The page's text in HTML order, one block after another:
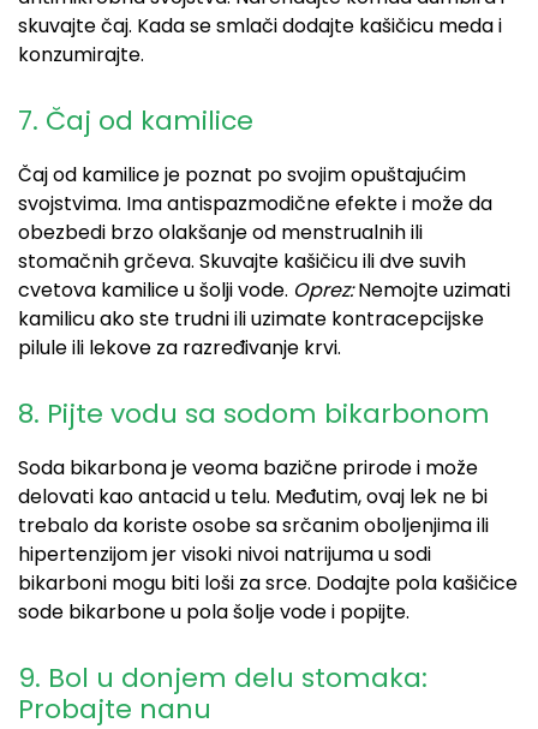
skuvajte čaj. Kada se smlači dodajte kašičicu meda i
konzumirajte.
7. Čaj od kamilice
Čaj od kamilice je poznat po svojim opuštajućim
svojstvima. Ima antispazmodične efekte i može da
obezbedi brzo olakšanje od menstrualnih ili
stomačnih grčeva. Skuvajte kašičicu ili dve suvih
cvetova kamilice u šolji vode. Oprez:Nemojte uzimati
kamilicu ako ste trudni ili uzimate kontracepcijske
pilule ili lekove za razređivanje krvi.
8. Pijte vodu sa sodom bikarbonom
Soda bikarbona je veoma bazične prirode i može
delovati kao antacid u telu. Međutim, ovaj lek ne bi
trebalo da koriste osobe sa srčanim oboljenjima ili
hipertenzijom jer visoki nivoi natrijuma u sodi
bikarboni mogu biti loši za srce. Dodajte pola kašičice
sode bikarbone u pola šolje vode i popijte.
9. Bol u donjem delu stomaka:
Probajte nanu